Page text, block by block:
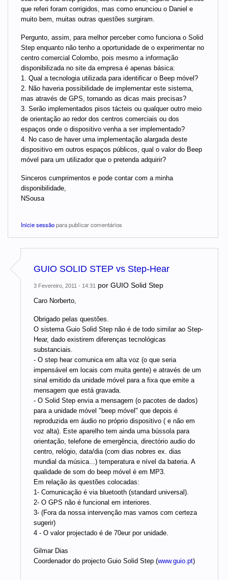
que referi foram corrigidos, mas como enunciou o Daniel e
muito bem, muitas outras questões surgiram.
Pergunto, assim, para melhor perceber como funciona o Solid
Step enquanto não tenho a oportunidade de o experimentar no
centro comercial Colombo, pois mesmo a informação
disponibilizada no site da empresa é apenas básica:
1. Qual a tecnologia utilizada para identificar o Beep móvel?
2. Não haveria possibilidade de implementar este sistema,
mas através de GPS, tornando as dicas mais precisas?
3. Serão implementados pisos tácteis ou qualquer outro meio
de orientação ao redor dos centros comerciais ou dos
espaços onde o dispositivo venha a ser implementado?
4. No caso de haver uma implementação alargada deste
dispositivo em outros espaços públicos, qual o valor do Beep
móvel para um utilizador que o pretenda adquirir?
Sinceros cumprimentos e pode contar com a minha
disponibilidade,
NSousa
Inicie sessãopara publicar comentários
GUIO SOLID STEP vs Step-Hear
3 Fevereiro, 2011 - 14:31 por GUIO Solid Step
Caro Norberto,
Obrigado pelas questões.
O sistema Guio Solid Step não é de todo similar ao Step-
Hear, dado existirem diferenças tecnológicas
substanciais.
- O step hear comunica em alta voz (o que seria
impensável em locais com muita gente) e através de um
sinal emitido da unidade móvel para a fixa que emite a
mensagem que está gravada.
- O Solid Step envia a mensagem (o pacotes de dados)
para a unidade móvel "beep móvel" que depois é
reproduzida em áudio no próprio dispositivo ( e não em
voz alta). Este aparelho tem ainda uma bússola para
orientação, telefone de emergência, directório audio do
centro, relógio, data/dia (com dias nobres ex. dias
mundial da música...) temperatura e nível da bateria. A
qualidade de som do beep móvel é em MP3.
Em relação às questões colocadas:
1- Comunicação é via bluetooth (standard universal).
2- O GPS não é funcional em interiores.
3- (Fora da nossa intervenção mas vamos com certeza
sugerir)
4 - O valor projectado é de 70eur por unidade.
Gilmar Dias
Coordenador do projecto Guio Solid Step (www.guio.pt)